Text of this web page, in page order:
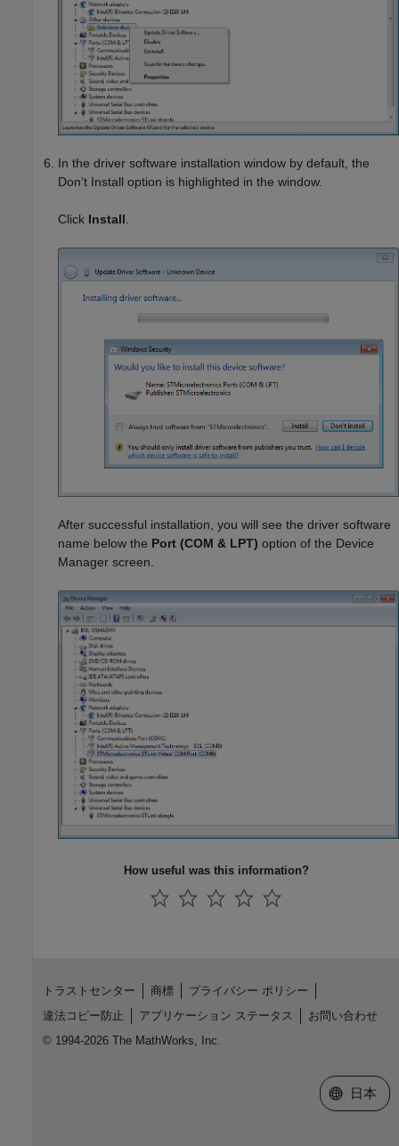
In the driver software installation window by default, the
Don’t Install option is highlighted in the window.
Click Install.
After successful installation, you will see the driver software
name below the Port (COM & LPT) option of the Device
Manager screen.
How useful was this information?
トラストセンター 商標
プライバシー ポリシー
違法コピー防止
アプリケーション ステータス
お問い合わせ
© 1994-2026 The MathWorks, Inc.
Web サイ
日本